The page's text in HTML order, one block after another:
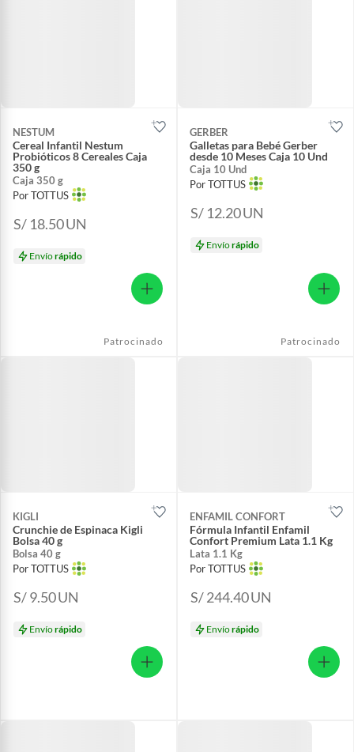
NESTUM
Cereal Infantil Nestum
Probióticos 8 Cereales Caja
350 g
Caja 350 g
Por TOTTUS
S/ 18.50UN
Envíorápido
Patrocinado
GERBER
Galletas para Bebé Gerber
desde 10 Meses Caja 10 Und
Caja 10 Und
Por TOTTUS
S/ 12.20UN
Envíorápido
Patrocinado
KIGLI
Crunchie de Espinaca Kigli
Bolsa 40 g
Bolsa 40 g
Por TOTTUS
S/ 9.50UN
Envíorápido
ENFAMIL CONFORT
Fórmula Infantil Enfamil
Confort Premium Lata 1.1 Kg
Lata 1.1 Kg
Por TOTTUS
S/ 244.40UN
Envíorápido